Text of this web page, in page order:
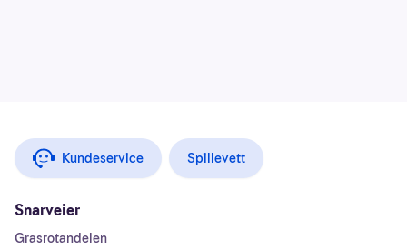
Kundeservice Spillevett
Snarveier
Grasrotandelen